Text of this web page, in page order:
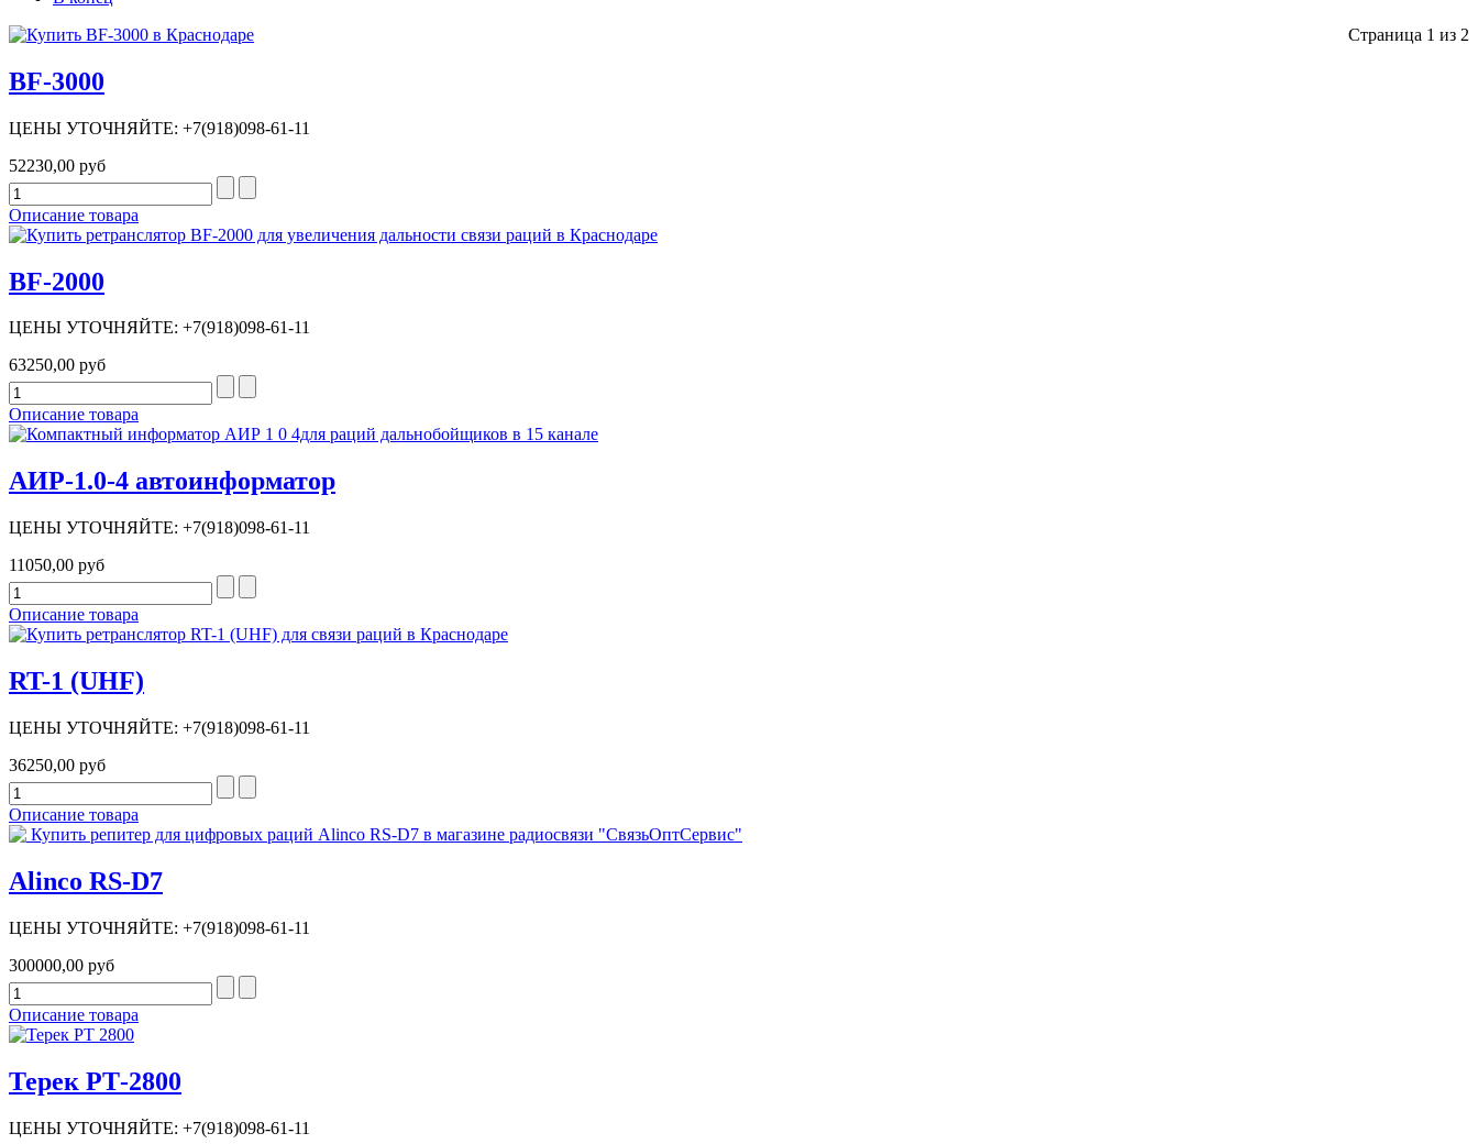
Страница 1 из 2
BF-3000
ЦЕНЫ УТОЧНЯЙТЕ: +7(918)098-61-11
52230,00 руб
Описание товара
BF-2000
ЦЕНЫ УТОЧНЯЙТЕ: +7(918)098-61-11
63250,00 руб
Описание товара
АИР-1.0-4 автоинформатор
ЦЕНЫ УТОЧНЯЙТЕ: +7(918)098-61-11
11050,00 руб
Описание товара
RT-1 (UHF)
ЦЕНЫ УТОЧНЯЙТЕ: +7(918)098-61-11
36250,00 руб
Описание товара
Alinco RS-D7
ЦЕНЫ УТОЧНЯЙТЕ: +7(918)098-61-11
300000,00 руб
Описание товара
Терек РТ-2800
ЦЕНЫ УТОЧНЯЙТЕ: +7(918)098-61-11